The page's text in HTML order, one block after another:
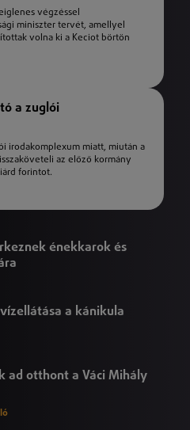
végzéssel
miniszter tervét, amellyel
volna ki a Keciot börtön
a zuglói
irodakomplexum miatt, miután a
az előző kormány
forintot.
énekkarok és
a kánikula
ad otthont a Váci Mihály